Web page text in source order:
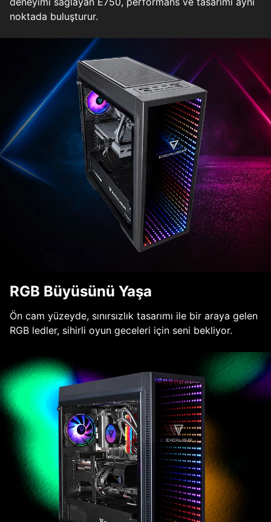
noktada buluşturur.
RGB Büyüsünü Yaşa
Ön cam yüzeyde, sınırsızlık tasarımı ile bir araya gelen
RGB ledler, sihirli oyun geceleri için seni bekliyor.